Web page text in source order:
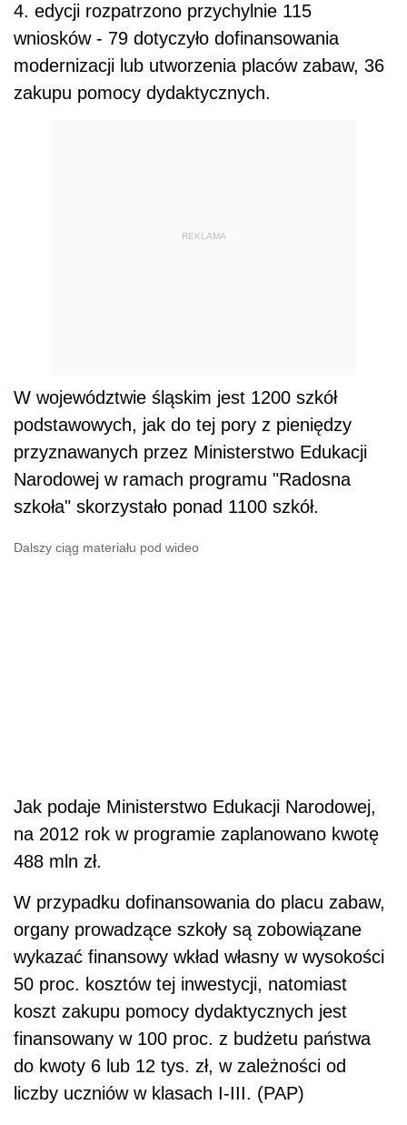
4. edycji rozpatrzono przychylnie 115
wniosków - 79 dotyczyło dofinansowania
modernizacji lub utworzenia placów zabaw, 36
zakupu pomocy dydaktycznych.
REKLAMA
W województwie śląskim jest 1200 szkół
podstawowych, jak do tej pory z pieniędzy
przyznawanych przez Ministerstwo Edukacji
Narodowej w ramach programu "Radosna
szkoła" skorzystało ponad 1100 szkół.
Dalszy ciąg materiału pod wideo
Jak podaje Ministerstwo Edukacji Narodowej,
na 2012 rok w programie zaplanowano kwotę
488 mln zł.
W przypadku dofinansowania do placu zabaw,
organy prowadzące szkoły są zobowiązane
wykazać finansowy wkład własny w wysokości
50 proc. kosztów tej inwestycji, natomiast
koszt zakupu pomocy dydaktycznych jest
finansowany w 100 proc. z budżetu państwa
do kwoty 6 lub 12 tys. zł, w zależności od
liczby uczniów w klasach I-III. (PAP)